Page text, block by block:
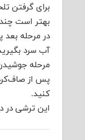
برای گرفتن
بهتر است
در مرحله بعد
آب سرد
مرحله
پس از
کنید.
این ترشی در